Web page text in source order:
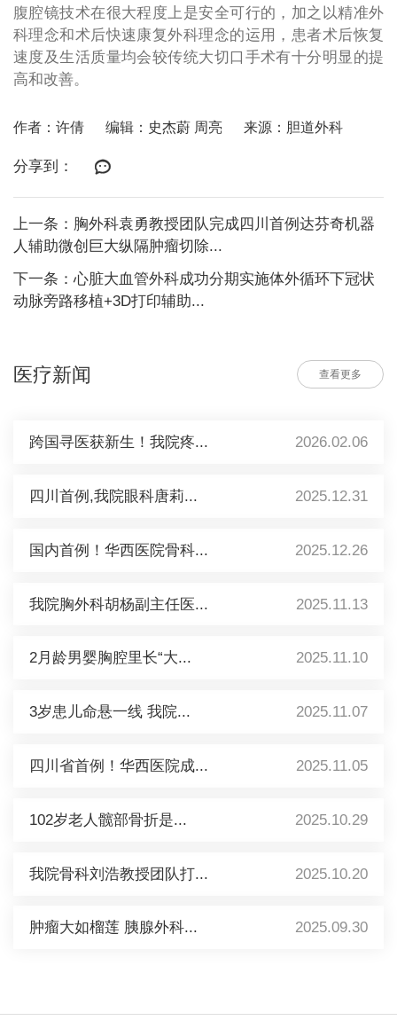
腹腔镜技术在很大程度上是安全可行的，加之以精准外
科理念和术后快速康复外科理念的运用，患者术后恢复
速度及生活质量均会较传统大切口手术有十分明显的提
高和改善。
作者：许倩 编辑：史杰蔚 周亮 来源：胆道外科
分享到：
上一条：胸外科袁勇教授团队完成四川首例达芬奇机器
人辅助微创巨大纵隔肿瘤切除...
下一条：心脏大血管外科成功分期实施体外循环下冠状
动脉旁路移植+3D打印辅助...
医疗新闻 查看更多
跨国寻医获新生！我院疼... 2026.02.06
四川首例,我院眼科唐莉... 2025.12.31
国内首例！华西医院骨科... 2025.12.26
我院胸外科胡杨副主任医... 2025.11.13
2月龄男婴胸腔里长“大... 2025.11.10
3岁患儿命悬一线 我院... 2025.11.07
四川省首例！华西医院成... 2025.11.05
102岁老人髋部骨折是... 2025.10.29
我院骨科刘浩教授团队打... 2025.10.20
肿瘤大如榴莲 胰腺外科... 2025.09.30